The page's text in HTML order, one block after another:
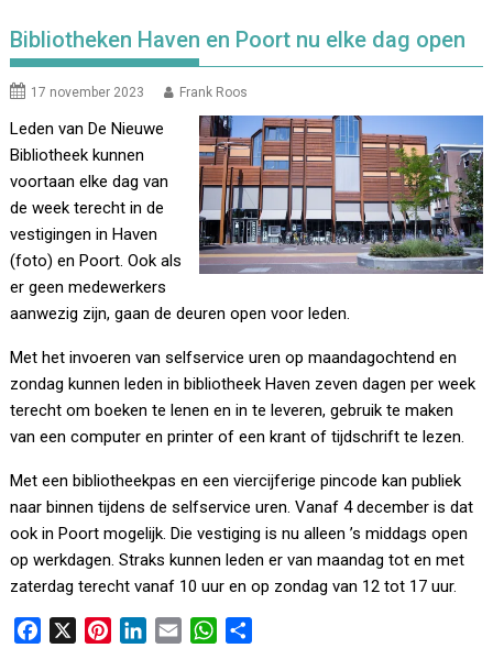
Bibliotheken Haven en Poort nu elke dag open
17 november 2023 Frank Roos
Leden van De Nieuwe
Bibliotheek kunnen
voortaan elke dag van
de week terecht in de
vestigingen in Haven
(foto) en Poort. Ook als
er geen medewerkers
aanwezig zijn, gaan de deuren open voor leden.
Met het invoeren van selfservice uren op maandagochtend en
zondag kunnen leden in bibliotheek Haven zeven dagen per week
terecht om boeken te lenen en in te leveren, gebruik te maken
van een computer en printer of een krant of tijdschrift te lezen.
Met een bibliotheekpas en een viercijferige pincode kan publiek
naar binnen tijdens de selfservice uren. Vanaf 4 december is dat
ook in Poort mogelijk. Die vestiging is nu alleen ’s middags open
op werkdagen. Straks kunnen leden er van maandag tot en met
zaterdag terecht vanaf 10 uur en op zondag van 12 tot 17 uur.
W